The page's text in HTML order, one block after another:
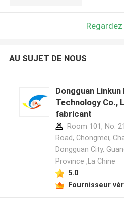
AU SUJET DE NOUS
Dongguan
Technology Co.,
fabricant
Room 101, No.
Road, Chongmei,
Dongguan City,
Province ,La Chine
5.0
Fournisseur